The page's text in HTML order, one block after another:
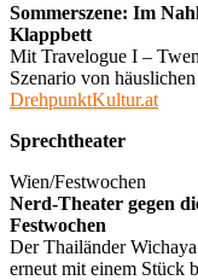
Sommerszene: Im
Klappbett
Mit Travelogue I –
Szenario von
DrehpunktKultur.at
Sprechtheater
Wien/Festwochen
Nerd-Theater gegen
Festwochen
Der Thailänder
erneut mit einem Stück